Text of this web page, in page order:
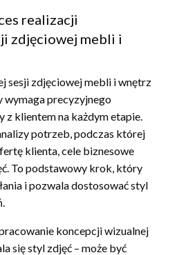
realizacji
zdjęciowej mebli i
sesji zdjęciowej mebli i wnętrz
wymaga precyzyjnego
z klientem na każdym etapie.
potrzeb, podczas której
klienta, cele biznesowe
To podstawowy krok, który
i pozwala dostosować styl
koncepcji wizualnej
się styl zdjęć – może być